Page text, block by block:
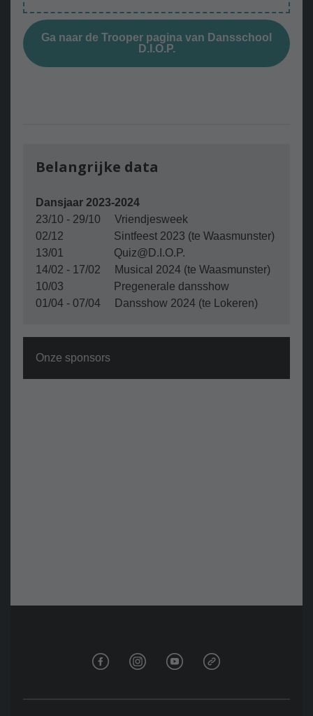
Ga naar de Trooper pagina van Dansschool
D.I.O.P.
Belangrijke data
Dansjaar 2023-2024
23/10 - 29/10 Vriendjesweek
02/12 Sintfeest 2023 (te Waasmunster)
13/01 Quiz@D.I.O.P.
14/02 - 17/02 Musical 2024 (te Waasmunster)
10/03 Pregenerale dansshow
01/04 - 07/04 Dansshow 2024 (te Lokeren)
Onze sponsors